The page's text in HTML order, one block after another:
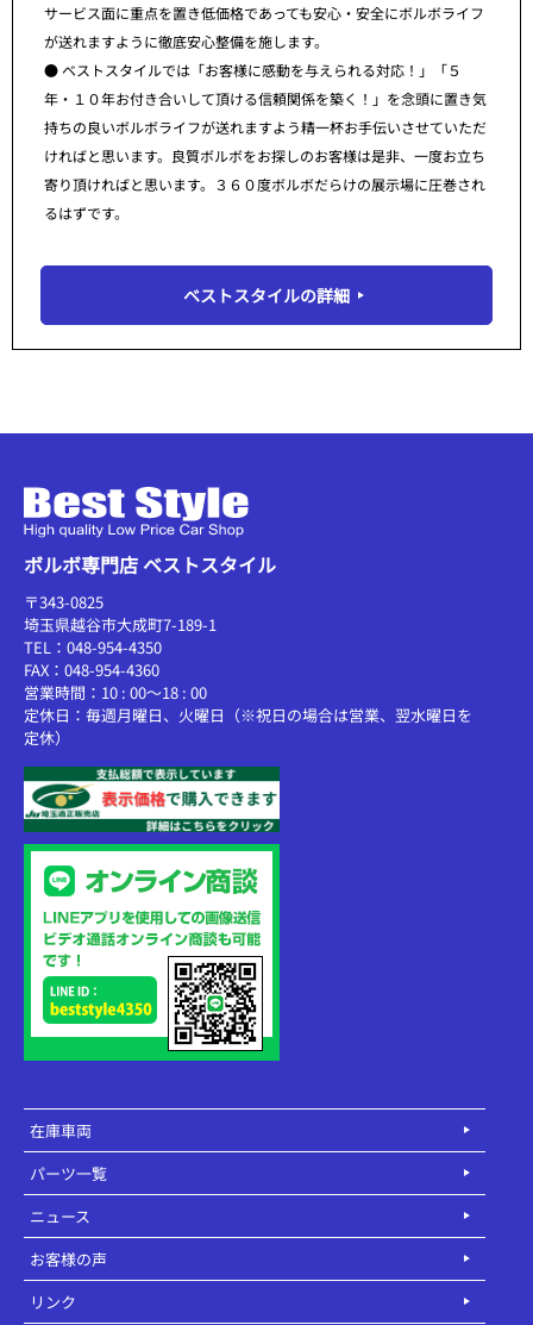
サービス面に重点を置き低価格であっても安心・安全にボルボライフ
が送れますように徹底安心整備を施します。
● ベストスタイルでは「お客様に感動を与えられる対応！」「５
年・１０年お付き合いして頂ける信頼関係を築く！」を念頭に置き気
持ちの良いボルボライフが送れますよう精一杯お手伝いさせていただ
ければと思います。良質ボルボをお探しのお客様は是非、一度お立ち
寄り頂ければと思います。３６０度ボルボだらけの展示場に圧巻され
るはずです。
ベストスタイルの詳細
ボルボ専門店 ベストスタイル
〒343-0825
埼玉県越谷市大成町7-189-1
TEL：048-954-4350
FAX：048-954-4360
営業時間：10 : 00～18 : 00
定休日：毎週月曜日、火曜日（※祝日の場合は営業、翌水曜日を
定休）
在庫車両
パーツ一覧
ニュース
お客様の声
リンク